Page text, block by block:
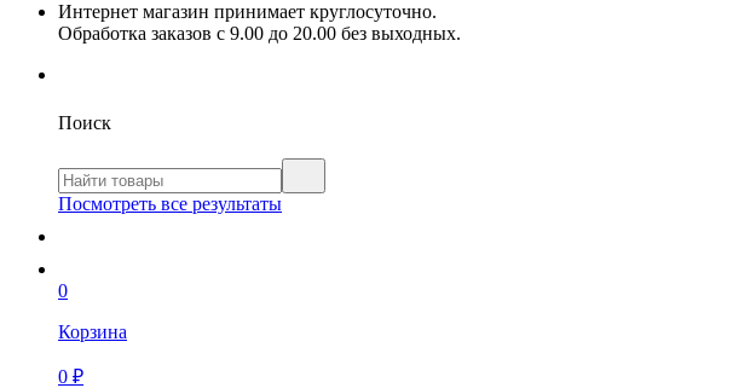
Интернет магазин принимает круглосуточно.
Обработка заказов с 9.00 до 20.00 без выходных.
Поиск
Посмотреть все результаты
0
Корзина
0 ₽